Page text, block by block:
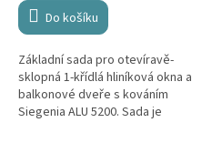
Do košíku
Základní sada pro otevíravě-
sklopná 1-křídlá hliníková okna a
balkonové dveře s kováním
Siegenia ALU 5200. Sada je